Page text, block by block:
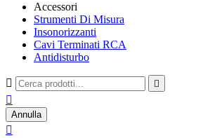
Accessori
Strumenti Di Misura
Insonorizzanti
Cavi Terminati RCA
Antidisturbo
 

Annulla
